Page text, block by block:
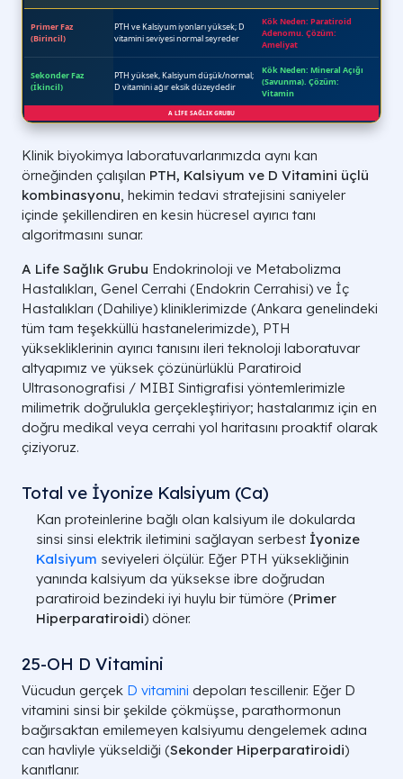
Klinik biyokimya laboratuvarlarımızda aynı kan
örneğinden çalışılan PTH, Kalsiyum ve D Vitamini üçlü
kombinasyonu, hekimin tedavi stratejisini saniyeler
içinde şekillendiren en kesin hücresel ayırıcı tanı
algoritmasını sunar.
A Life Sağlık Grubu Endokrinoloji ve Metabolizma
Hastalıkları, Genel Cerrahi (Endokrin Cerrahisi) ve İç
Hastalıkları (Dahiliye) kliniklerimizde (Ankara genelindeki
tüm tam teşekküllü hastanelerimizde), PTH
yüksekliklerinin ayırıcı tanısını ileri teknoloji laboratuvar
altyapımız ve yüksek çözünürlüklü Paratiroid
Ultrasonografisi / MIBI Sintigrafisi yöntemlerimizle
milimetrik doğrulukla gerçekleştiriyor; hastalarımız için en
doğru medikal veya cerrahi yol haritasını proaktif olarak
çiziyoruz.
Total ve İyonize Kalsiyum (Ca)
Kan proteinlerine bağlı olan kalsiyum ile dokularda
sinsi sinsi elektrik iletimini sağlayan serbest İyonize
Kalsiyum seviyeleri ölçülür. Eğer PTH yüksekliğinin
yanında kalsiyum da yüksekse ibre doğrudan
paratiroid bezindeki iyi huylu bir tümöre (Primer
Hiperparatiroidi) döner.
25-OH D Vitamini
Vücudun gerçek D vitamini depoları tescillenir. Eğer D
vitamini sinsi bir şekilde çökmüşse, parathormonun
bağırsaktan emilemeyen kalsiyumu dengelemek adına
can havliyle yükseldiği (Sekonder Hiperparatiroidi)
kanıtlanır.